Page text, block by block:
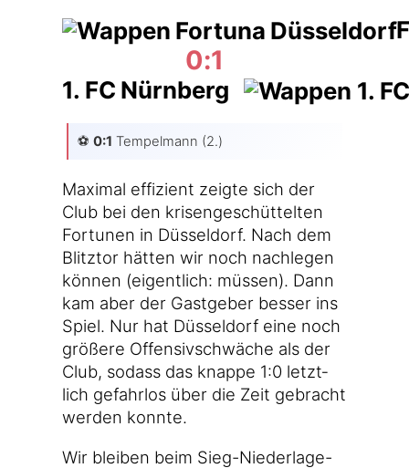
0:1
1. FC Nürnberg
⚽️ 0:1 Tem­pel­mann (2.)
Maxi­mal effi­zi­ent zeig­te sich der
Club bei den kri­sen­ge­schüt­tel­ten
For­tu­nen in Düs­sel­dorf. Nach dem
Blitz­tor hät­ten wir noch nach­le­gen
kön­nen (eigent­lich: müs­sen). Dann
kam aber der Gast­ge­ber bes­ser ins
Spiel. Nur hat Düs­sel­dorf eine noch
grö­ße­re Offen­siv­schwä­che als der
Club, sodass das knap­pe 1:0 letzt­
lich gefahr­los über die Zeit gebracht
wer­den konnte.
Wir blei­ben beim Sieg-Niederlage-